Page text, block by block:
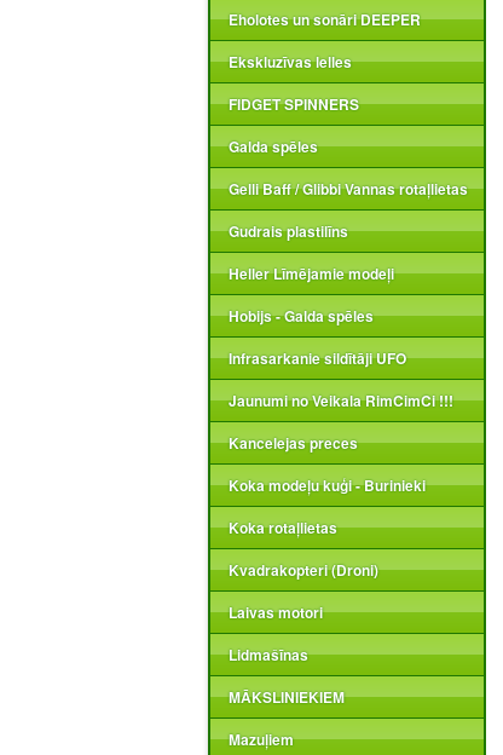
Eholotes un sonāri DEEPER
Ekskluzīvas lelles
FIDGET SPINNERS
Galda spēles
Gelli Baff / Glibbi Vannas rotaļlietas
Gudrais plastilīns
Heller Līmējamie modeļi
Hobijs - Galda spēles
Infrasarkanie sildītāji UFO
Jaunumi no Veikala RimCimCi !!!
Kancelejas preces
Koka modeļu kuģi - Burinieki
Koka rotaļlietas
Kvadrakopteri (Droni)
Laivas motori
Lidmašīnas
MĀKSLINIEKIEM
Mazuļiem